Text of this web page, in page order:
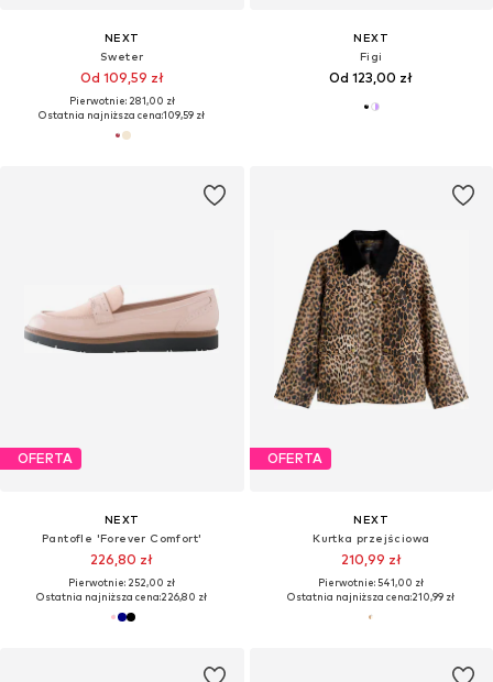
NEXT
Sweter
Od 109,59 zł
Pierwotnie: 281,00 zł
Ostatnia najniższa cena:109,59 zł
NEXT
Figi
Od 123,00 zł
OFERTA
NEXT
Pantofle 'Forever Comfort'
226,80 zł
Pierwotnie: 252,00 zł
Ostatnia najniższa cena:226,80 zł
OFERTA
NEXT
Kurtka przejściowa
210,99 zł
Pierwotnie: 541,00 zł
Ostatnia najniższa cena:210,99 zł